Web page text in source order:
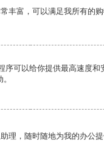
丰富，可以满足我所有的购
序可以给你提供最高速度和
理，随时随地为我的办公提